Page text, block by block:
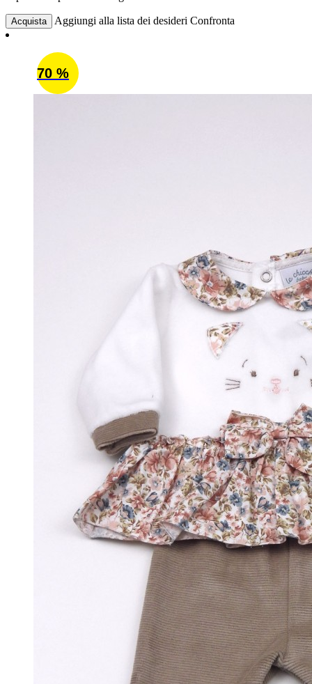
Acquista Aggiungi alla lista dei desideri Confronta
70 %